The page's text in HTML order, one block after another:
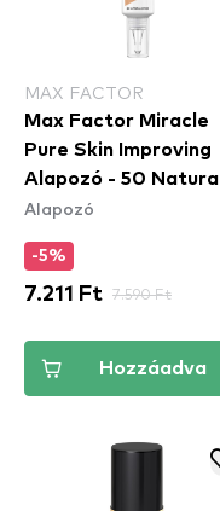
MAX FACTOR
Max Factor Miracle
Pure Skin Improving
Alapozó - 50 Natural
Rose
Alapozó
-5%
7.211 Ft 7.590 Ft
Hozzáadva